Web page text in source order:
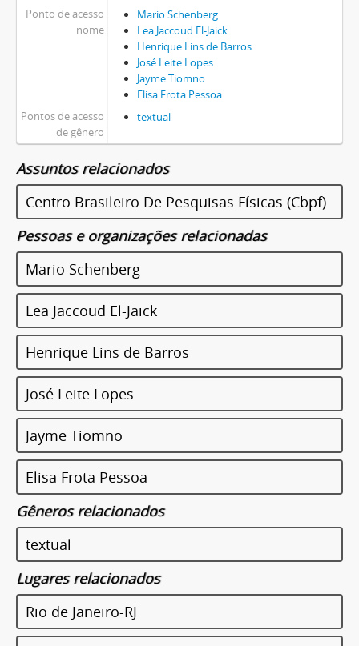
Ponto de acesso
nome
Mario Schenberg
Lea Jaccoud El-Jaick
Henrique Lins de Barros
José Leite Lopes
Jayme Tiomno
Elisa Frota Pessoa
Pontos de acesso
de gênero
textual
Assuntos relacionados
Centro Brasileiro De Pesquisas Físicas (Cbpf)
Pessoas e organizações relacionadas
Mario Schenberg
Lea Jaccoud El-Jaick
Henrique Lins de Barros
José Leite Lopes
Jayme Tiomno
Elisa Frota Pessoa
Gêneros relacionados
textual
Lugares relacionados
Rio de Janeiro-RJ